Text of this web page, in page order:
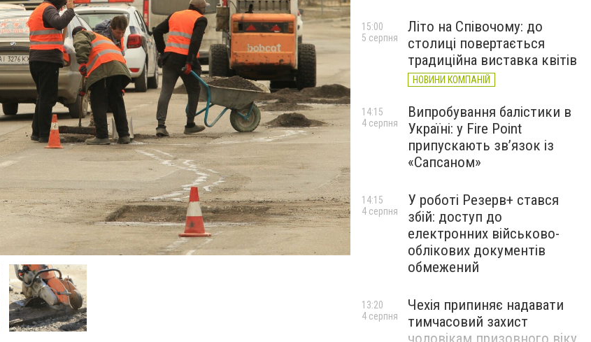
Ямковий ремонт в Ірпені
Літо на Співочому: до
столиці повертається
традиційна виставка квітів
НОВИНИ КОМПАНІЙ
15:00
5 серпня
Випробування балістики в
Україні: у Fire Point
припускають зв’язок із
«Сапсаном»
14:15
4 серпня
У роботі Резерв+ стався
збій: доступ до
електронних військово-
облікових документів
обмежений
14:15
4 серпня
Чехія припиняє надавати
тимчасовий захист
чоловікам призовного віку
13:20
4 серпня